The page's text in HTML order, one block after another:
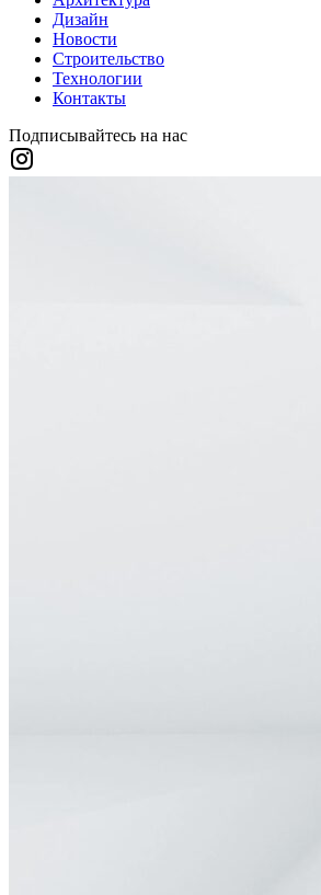
Дизайн
Новости
Строительство
Технологии
Контакты
Подписывайтесь на нас